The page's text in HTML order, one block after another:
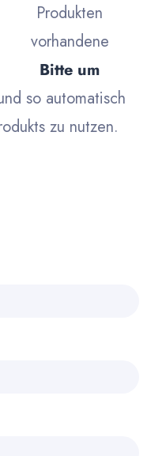
Produkten
vorhandene
Bitte um
so automatisch
zu nutzen.